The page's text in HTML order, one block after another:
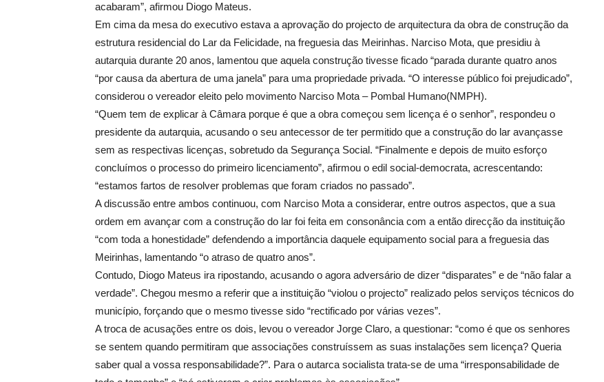
acabaram”, afirmou Diogo Mateus.
Em cima da mesa do executivo estava a aprovação do projecto de arquitectura da obra de construção da
estrutura residencial do Lar da Felicidade, na freguesia das Meirinhas. Narciso Mota, que presidiu à
autarquia durante 20 anos, lamentou que aquela construção tivesse ficado “parada durante quatro anos
“por causa da abertura de uma janela” para uma propriedade privada. “O interesse público foi prejudicado”,
considerou o vereador eleito pelo movimento Narciso Mota – Pombal Humano(NMPH).
“Quem tem de explicar à Câmara porque é que a obra começou sem licença é o senhor”, respondeu o
presidente da autarquia, acusando o seu antecessor de ter permitido que a construção do lar avançasse
sem as respectivas licenças, sobretudo da Segurança Social. “Finalmente e depois de muito esforço
concluímos o processo do primeiro licenciamento”, afirmou o edil social-democrata, acrescentando:
“estamos fartos de resolver problemas que foram criados no passado”.
A discussão entre ambos continuou, com Narciso Mota a considerar, entre outros aspectos, que a sua
ordem em avançar com a construção do lar foi feita em consonância com a então direcção da instituição
“com toda a honestidade” defendendo a importância daquele equipamento social para a freguesia das
Meirinhas, lamentando “o atraso de quatro anos”.
Contudo, Diogo Mateus ira ripostando, acusando o agora adversário de dizer “disparates” e de “não falar a
verdade”. Chegou mesmo a referir que a instituição “violou o projecto” realizado pelos serviços técnicos do
município, forçando que o mesmo tivesse sido “rectificado por várias vezes”.
A troca de acusações entre os dois, levou o vereador Jorge Claro, a questionar: “como é que os senhores
se sentem quando permitiram que associações construíssem as suas instalações sem licença? Queria
saber qual a vossa responsabilidade?”. Para o autarca socialista trata-se de uma “irresponsabilidade de